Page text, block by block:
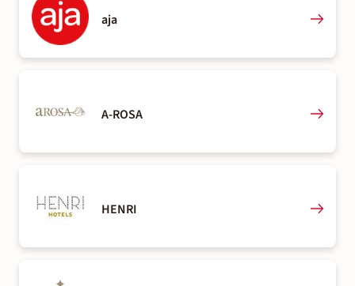
aja
A-ROSA
HENRI